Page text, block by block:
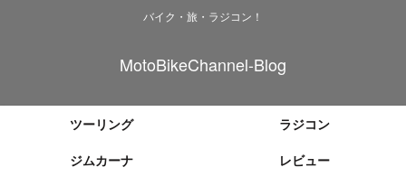
バイク・旅・ラジコン！
MotoBikeChannel-Blog
ツーリング
ラジコン
ジムカーナ
レビュー